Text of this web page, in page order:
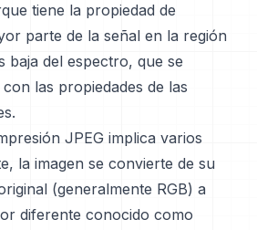
tiene la propiedad de
parte de la señal en la región
baja del espectro, que se
las propiedades de las
JPEG implica varios
la imagen se convierte de su
(generalmente RGB) a
diferente conocido como